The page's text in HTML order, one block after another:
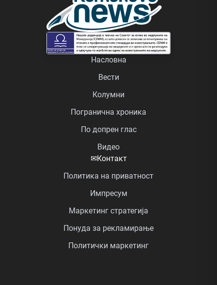
Насловна
Вести
Колумни
Погранична хроника
По допрен глас
Видео
✉Контакт
Политика на приватност
Импресум
Маркетинг стратегија
Понуда за рекламирање
Политички маркетинг